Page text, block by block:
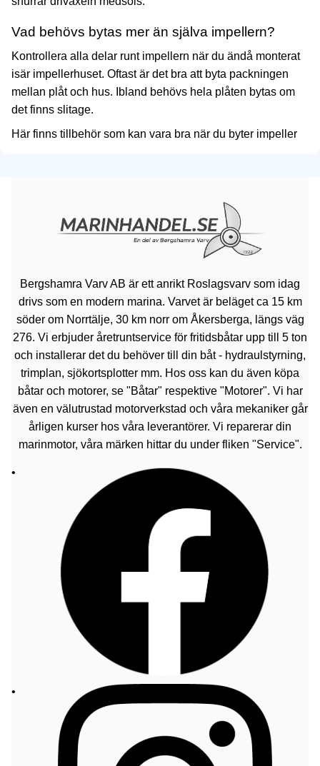
Vad behövs bytas mer än själva impellern?
Kontrollera alla delar runt impellern när du ändå monterat
isär impellerhuset. Oftast är det bra att byta packningen
mellan plåt och hus. Ibland behövs hela plåten bytas om
det finns slitage.
Här finns tillbehör som kan vara bra när du byter impeller
Bergshamra Varv AB är ett anrikt Roslagsvarv som idag
drivs som en modern marina. Varvet är beläget ca 15 km
söder om Norrtälje, 30 km norr om Åkersberga, längs väg
276. Vi erbjuder åretruntservice för fritidsbåtar upp till 5 ton
och installerar det du behöver till din båt - hydraulstyrning,
trimplan, sjökortsplotter mm. Hos oss kan du även köpa
båtar och motorer, se "Båtar" respektive "Motorer". Vi har
även en välutrustad motorverkstad och våra mekaniker går
årligen kurser hos våra leverantörer. Vi reparerar din
marinmotor, våra märken hittar du under fliken "Service".